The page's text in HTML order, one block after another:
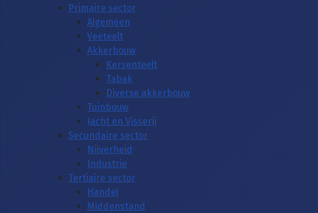
Primaire sector
Algemeen
Veeteelt
Akkerbouw
Kersenteelt
Tabak
Diverse akkerbouw
Tuinbouw
Jacht en Visserij
Secundaire sector
Nijverheid
Industrie
Tertiaire sector
Handel
Middenstand